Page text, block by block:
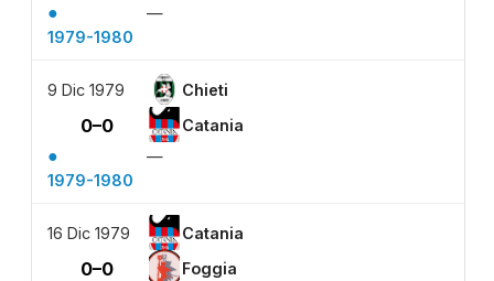
●
—
1979-1980
9 Dic 1979 Chieti
0–0 Catania
●
—
1979-1980
16 Dic 1979 Catania
0–0 Foggia